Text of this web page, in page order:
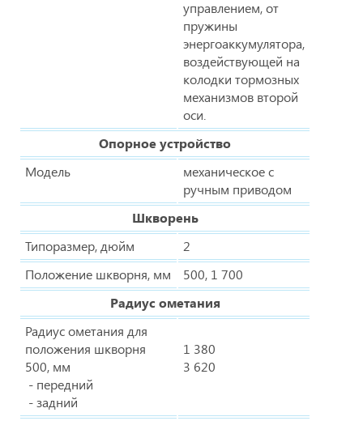
управлением, от
пружины
энергоаккумулятора,
воздействующей на
колодки тормозных
механизмов второй
оси.
Опорное устройство
Модель
механическое с
ручным приводом
Шкворень
Типоразмер, дюйм
2
Положение шкворня, мм
500, 1 700
Радиус ометания
Радиус ометания для
положения шкворня
500, мм
- передний
- задний
1 380
3 620